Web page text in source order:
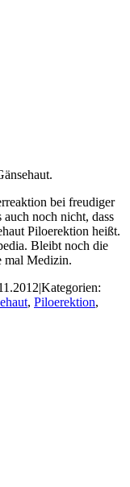
bei freudiger
noch nicht, dass
Piloerektion heißt.
Bleibt noch die
mal Medizin.
|Kategorien:
, Piloerektion,